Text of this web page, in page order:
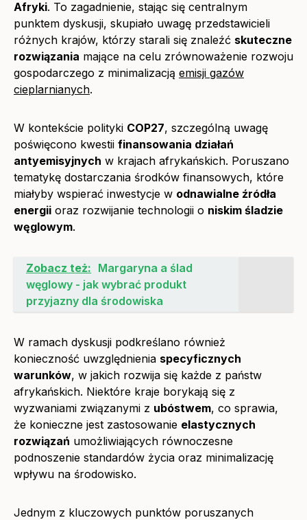
Afryki. To zagadnienie, stając się centralnym
punktem dyskusji, skupiało uwagę przedstawicieli
różnych krajów, którzy starali się znaleźć skuteczne
rozwiązania mające na celu zrównoważenie rozwoju
gospodarczego z minimalizacją emisji gazów
cieplarnianych.
W kontekście polityki COP27, szczególną uwagę
poświęcono kwestii finansowania działań
antyemisyjnych w krajach afrykańskich. Poruszano
tematykę dostarczania środków finansowych, które
miałyby wspierać inwestycje w odnawialne źródła
energii oraz rozwijanie technologii o niskim śladzie
węglowym.
Zobacz też: Margaryna a ślad
węglowy - jak wybrać produkt
przyjazny dla środowiska
W ramach dyskusji podkreślano również
konieczność uwzględnienia specyficznych
warunków, w jakich rozwija się każde z państw
afrykańskich. Niektóre kraje borykają się z
wyzwaniami związanymi z ubóstwem, co sprawia,
że konieczne jest zastosowanie elastycznych
rozwiązań umożliwiających równoczesne
podnoszenie standardów życia oraz minimalizację
wpływu na środowisko.
Jednym z kluczowych punktów poruszanych